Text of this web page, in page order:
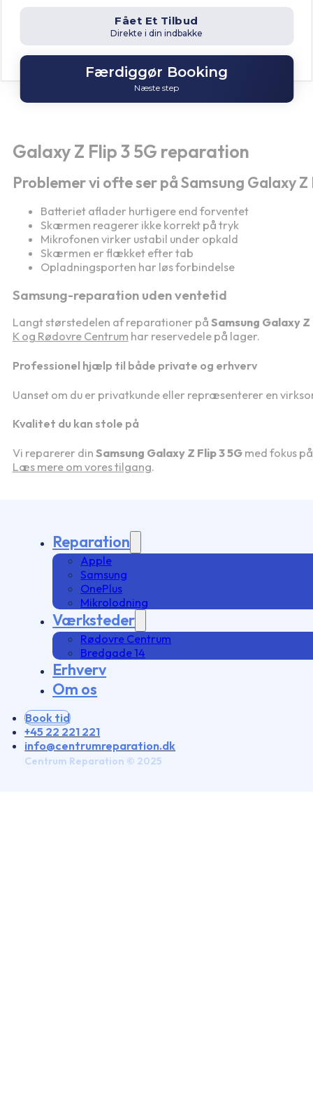
Fået Et Tilbud
Direkte i din indbakke
Færdiggør Booking
Næste step
Galaxy Z Flip 3 5G reparation
Problemer vi ofte ser på Samsung Galaxy Z
Batteriet aflader hurtigere end forventet
Skærmen reagerer ikke korrekt på tryk
Mikrofonen virker ustabil under opkald
Skærmen er flækket efter tab
Opladningsporten har løs forbindelse
Samsung-reparation uden ventetid
Langt størstedelen af reparationer på Samsung Galaxy Z
K og Rødovre Centrum har reservedele på lager.
Professionel hjælp til både private og erhverv
Uanset om du er privatkunde eller repræsenterer en
Kvalitet du kan stole på
Vi reparerer din Samsung Galaxy Z Flip 3 5Gmed fokus
Læs mere om vores tilgang.
Reparation
Apple
Samsung
OnePlus
Mikrolodning
Værksteder
Rødovre Centrum
Bredgade 14
Erhverv
Om os
Book tid
+45 22 221 221
info@centrumreparation.dk
Centrum Reparation © 2025